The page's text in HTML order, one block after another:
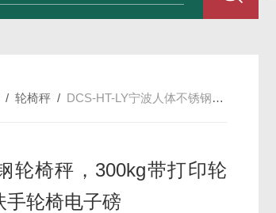
/轮椅秤 / DCS-HT-LY宁波人体不锈钢轮椅秤，300kg带打印轮椅体重称，带扶手轮椅电子磅
轮椅秤，300kg带打印轮
手轮椅电子磅